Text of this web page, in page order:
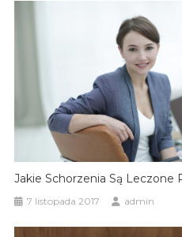
Jakie Schorzenia Są Leczone
7 listopada 2017 admin